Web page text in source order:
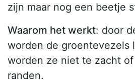
zijn maar nog een beetje
Waarom het werkt: door
worden de groentevezels
worden ze niet te zacht
randen.